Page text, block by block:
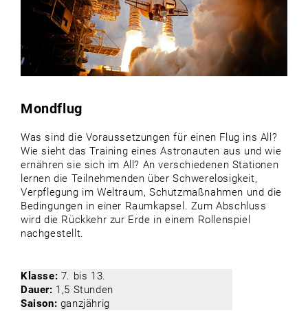
Mondflug
Was sind die Voraussetzungen für einen Flug ins All?
Wie sieht das Training eines Astronauten aus und wie
ernähren sie sich im All? An verschiedenen Stationen
lernen die Teilnehmenden über Schwerelosigkeit,
Verpflegung im Weltraum, Schutzmaßnahmen und die
Bedingungen in einer Raumkapsel. Zum Abschluss
wird die Rückkehr zur Erde in einem Rollenspiel
nachgestellt.
Klasse: 7. bis 13.
Dauer: 1,5 Stunden
Saison: ganzjährig